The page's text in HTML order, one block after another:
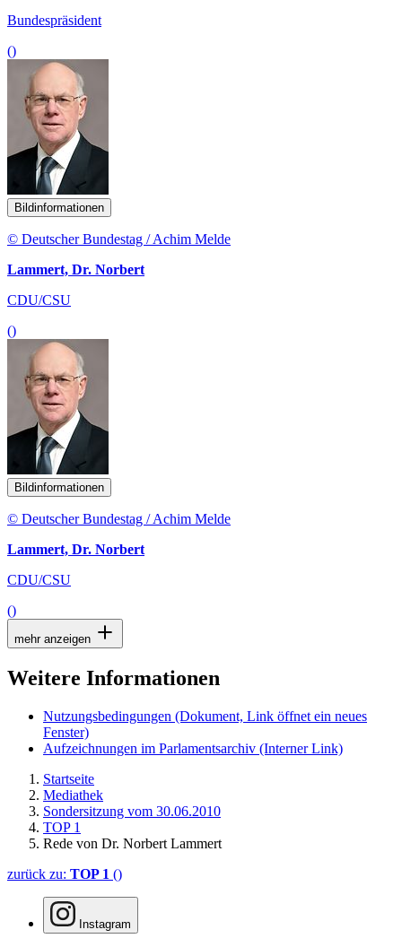
Bundespräsident
()
Bildinformationen
© Deutscher Bundestag / Achim Melde
Lammert, Dr. Norbert
CDU/CSU
()
Bildinformationen
© Deutscher Bundestag / Achim Melde
Lammert, Dr. Norbert
CDU/CSU
()
mehr anzeigen
Weitere Informationen
Nutzungsbedingungen (Dokument, Link öffnet ein neues
Fenster)
Aufzeichnungen im Parlamentsarchiv (Interner Link)
Startseite
Mediathek
Sondersitzung vom 30.06.2010
TOP 1
Rede von Dr. Norbert Lammert
zurück zu: TOP 1 ()
Instagram